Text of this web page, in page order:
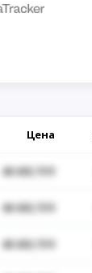
Цена
48 430,70 $
48 430,70 $
48 430,70 $